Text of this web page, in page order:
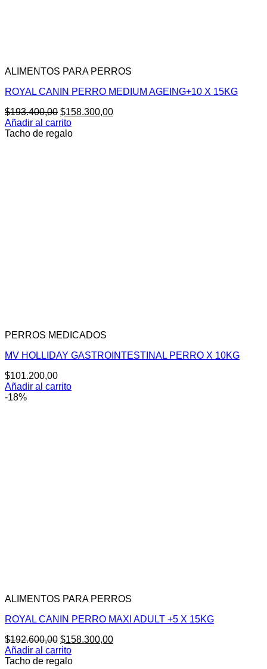
ALIMENTOS PARA PERROS
ROYAL CANIN PERRO MEDIUM AGEING+10 X 15KG
$193.400,00 El
precio
original
$158.300,00El
Añadir al carrito
Tacho de regalo
PERROS MEDICADOS
MV HOLLIDAY GASTROINTESTINAL PERRO X 10KG
$101.200,00
Añadir al carrito
-18%
ALIMENTOS PARA PERROS
ROYAL CANIN PERRO MAXI ADULT +5 X 15KG
$192.600,00 El
precio
original
$158.300,00El
Añadir al carrito
Tacho de regalo